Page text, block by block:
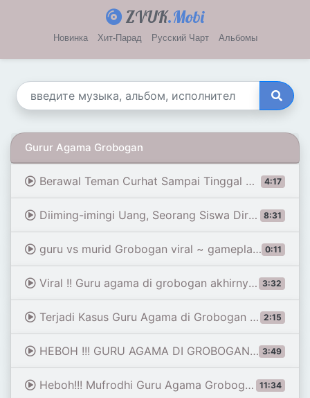
ZVUK.Mobi
Новинка Хит-Парад Русский Чарт Альбомы
Gurur Agama Grobogan
4:17
Berawal Teman Curhat Sampai Tinggal Serumah Jadi Modus Bu Guru Paksa Siswa SMP Berhubungan 2 Tahun
8:31
Diiming-imingi Uang, Seorang Siswa Diruda Paksa Guru Wanita di Grobogan - iNews Today 08/01
0:11
guru vs murid Grobogan viral ~ gameplay zombie tsunami
3:32
Viral !! Guru agama di grobogan akhirnya menikah dengan muridnya
2:15
Terjadi Kasus Guru Agama di Grobogan Jawa Tengah - [Newsline]
3:49
HEBOH !!! GURU AGAMA DI GROBOGAN AKHIRNYA MENIKAH DENGAN MURIDNYA SENDIRI
11:34
Heboh!!! Mufrodhi Guru Agama Grobogan Menemukan Nabi Baru (Part 3)